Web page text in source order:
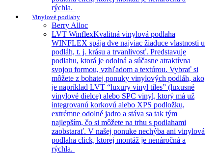
rýchla.
Vinylové podlahy
Berry Alloc
LVT WinflexKvalitná vinylová podlaha
WINFLEX spája dve najviac žiaduce vlastnosti u
podláh, t. j. krásu a trvanlivosť. Predstavuje
podlahu, ktorá je odolná a súčasne atraktívna
svojou formou, vzhľadom a textúrou. Vybrať si
môžete z bohatej ponuky vinylových podláh, ako
je napríklad LVT “luxury vinyl tiles” (luxusné
vinylové dielce) alebo SPC vinyl, ktorý má už
integrovanú korkovú alebo XPS podložku,
extrémne odolné jadro a stáva sa tak tým
najlepším, čo si môžete na trhu s podlahami
zaobstarať. V našej ponuke nechýba ani vinylová
podlaha click, ktorej montáž je nenáročná a
rýchla.